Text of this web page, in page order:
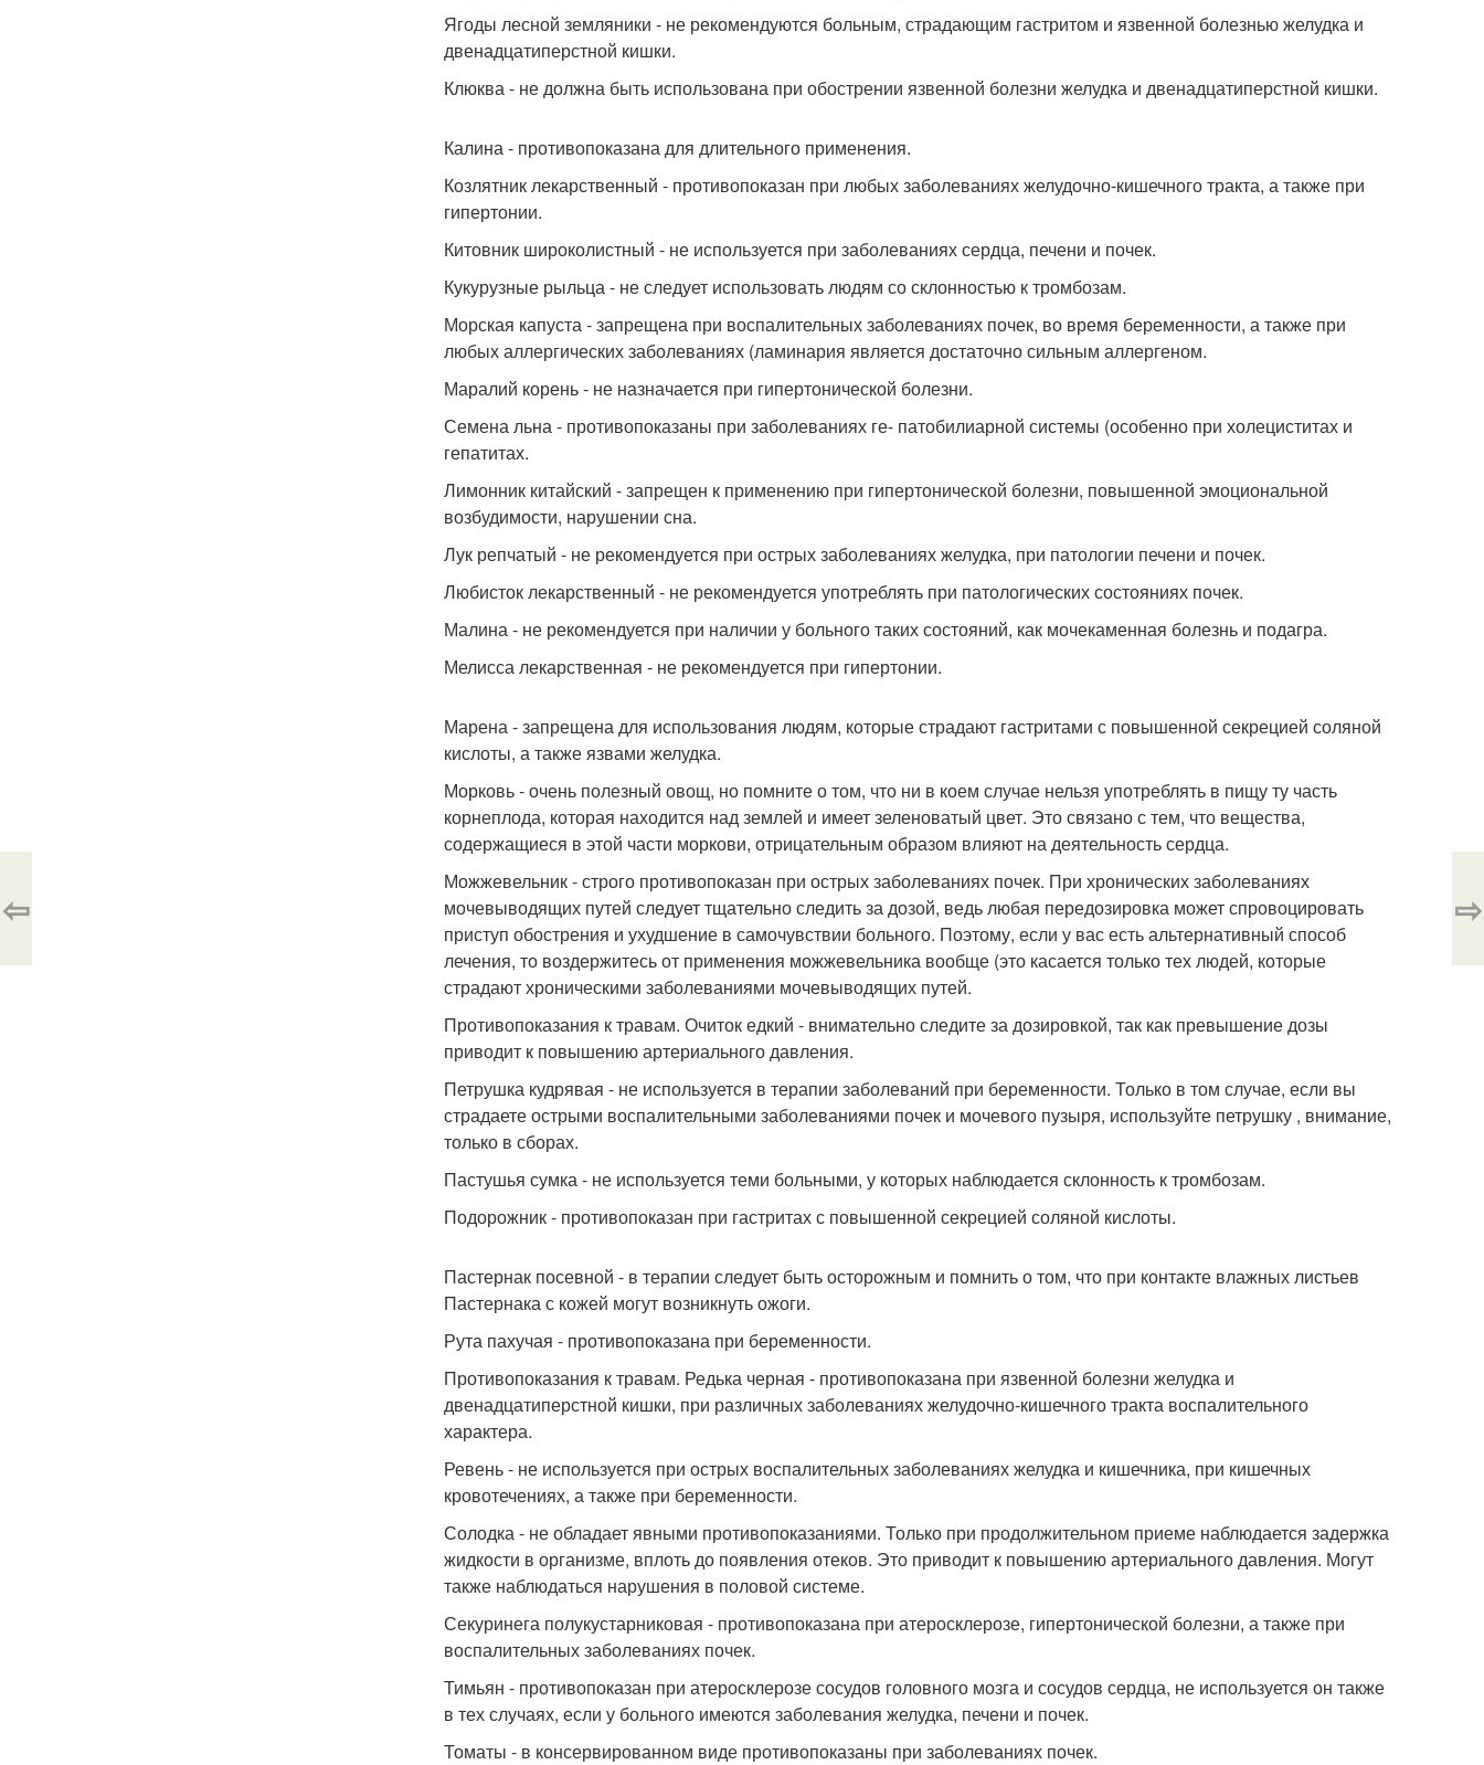
Ягоды лесной земляники - не рекомендуются больным, страдающим гастритом и язвенной болезнью желудка и
двенадцатиперстной кишки.
Клюква - не должна быть использована при обострении язвенной болезни желудка и двенадцатиперстной кишки.
Калина - противопоказана для длительного применения.
Козлятник лекарственный - противопоказан при любых заболеваниях желудочно-кишечного тракта, а также при
гипертонии.
Китовник широколистный - не используется при заболеваниях сердца, печени и почек.
Кукурузные рыльца - не следует использовать людям со склонностью к тромбозам.
Морская капуста - запрещена при воспалительных заболеваниях почек, во время беременности, а также при
любых аллергических заболеваниях (ламинария является достаточно сильным аллергеном.
Маралий корень - не назначается при гипертонической болезни.
Семена льна - противопоказаны при заболеваниях ге- патобилиарной системы (особенно при холециститах и
гепатитах.
Лимонник китайский - запрещен к применению при гипертонической болезни, повышенной эмоциональной
возбудимости, нарушении сна.
Лук репчатый - не рекомендуется при острых заболеваниях желудка, при патологии печени и почек.
Любисток лекарственный - не рекомендуется употреблять при патологических состояниях почек.
Малина - не рекомендуется при наличии у больного таких состояний, как мочекаменная болезнь и подагра.
Мелисса лекарственная - не рекомендуется при гипертонии.
Марена - запрещена для использования людям, которые страдают гастритами с повышенной секрецией соляной
кислоты, а также язвами желудка.
Морковь - очень полезный овощ, но помните о том, что ни в коем случае нельзя употреблять в пищу ту часть
корнеплода, которая находится над землей и имеет зеленоватый цвет. Это связано с тем, что вещества,
содержащиеся в этой части моркови, отрицательным образом влияют на деятельность сердца.
Можжевельник - строго противопоказан при острых заболеваниях почек. При хронических заболеваниях
мочевыводящих путей следует тщательно следить за дозой, ведь любая передозировка может спровоцировать
приступ обострения и ухудшение в самочувствии больного. Поэтому, если у вас есть альтернативный способ
лечения, то воздержитесь от применения можжевельника вообще (это касается только тех людей, которые
страдают хроническими заболеваниями мочевыводящих путей.
Противопоказания к травам. Очиток едкий - внимательно следите за дозировкой, так как превышение дозы
приводит к повышению артериального давления.
Петрушка кудрявая - не используется в терапии заболеваний при беременности. Только в том случае, если вы
страдаете острыми воспалительными заболеваниями почек и мочевого пузыря, используйте петрушку , внимание,
только в сборах.
Пастушья сумка - не используется теми больными, у которых наблюдается склонность к тромбозам.
Подорожник - противопоказан при гастритах с повышенной секрецией соляной кислоты.
Пастернак посевной - в терапии следует быть осторожным и помнить о том, что при контакте влажных листьев
Пастернака с кожей могут возникнуть ожоги.
Рута пахучая - противопоказана при беременности.
Противопоказания к травам. Редька черная - противопоказана при язвенной болезни желудка и
двенадцатиперстной кишки, при различных заболеваниях желудочно-кишечного тракта воспалительного
характера.
Ревень - не используется при острых воспалительных заболеваниях желудка и кишечника, при кишечных
кровотечениях, а также при беременности.
Солодка - не обладает явными противопоказаниями. Только при продолжительном приеме наблюдается задержка
жидкости в организме, вплоть до появления отеков. Это приводит к повышению артериального давления. Могут
также наблюдаться нарушения в половой системе.
Секуринега полукустарниковая - противопоказана при атеросклерозе, гипертонической болезни, а также при
воспалительных заболеваниях почек.
Тимьян - противопоказан при атеросклерозе сосудов головного мозга и сосудов сердца, не используется он также
в тех случаях, если у больного имеются заболевания желудка, печени и почек.
Томаты - в консервированном виде противопоказаны при заболеваниях почек.
⇦ ⇨